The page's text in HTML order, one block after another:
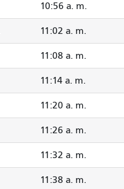
10:56 a. m.
11:02 a. m.
11:08 a. m.
11:14 a. m.
11:20 a. m.
11:26 a. m.
11:32 a. m.
11:38 a. m.